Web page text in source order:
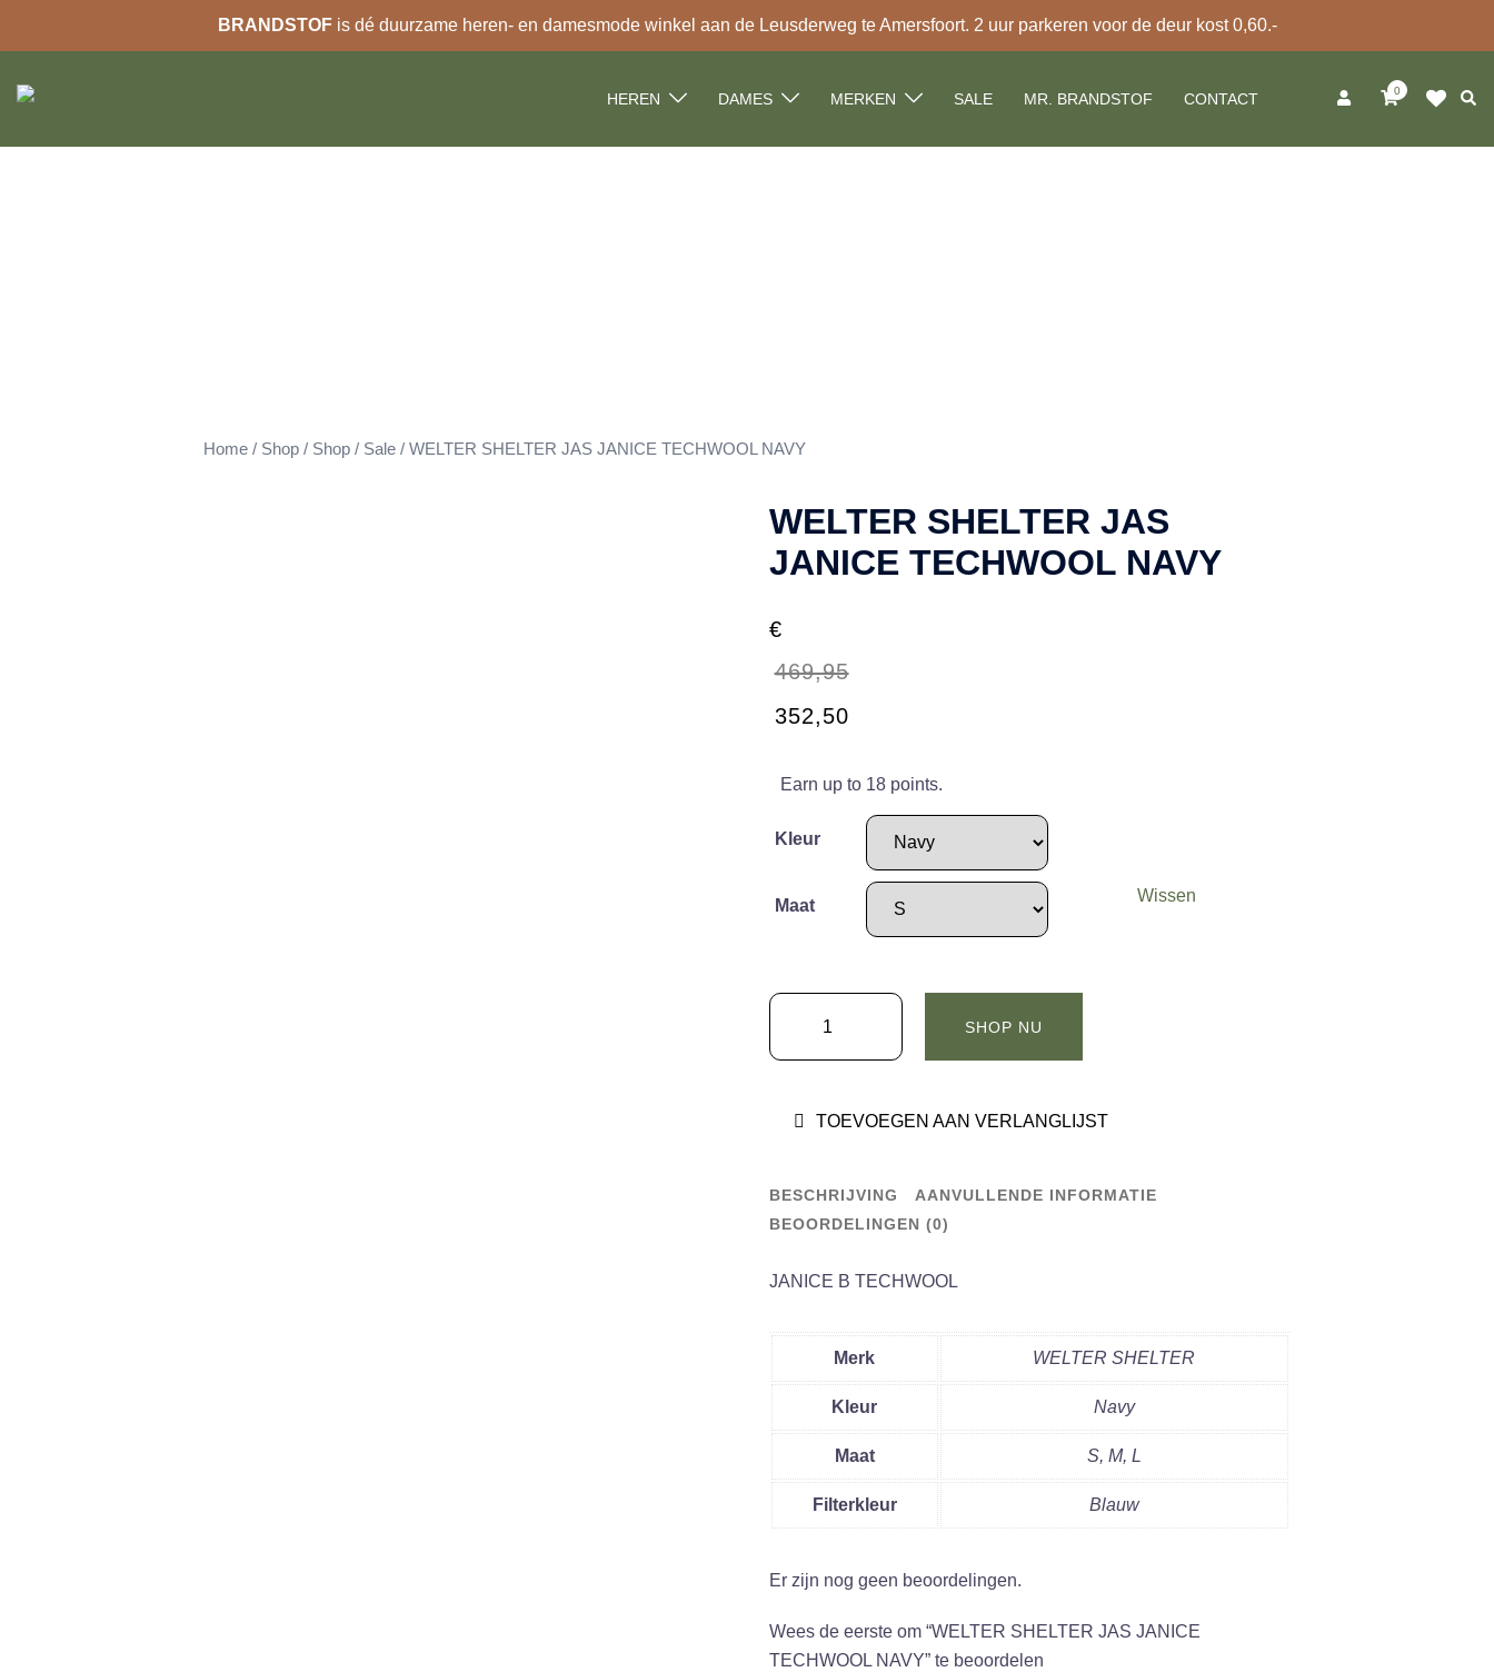
BRANDSTOFis dé duurzame heren- en damesmode winkel aan de Leusderweg te Amersfoort. 2 uur parkeren voor de deur kost 0,60.-
naar
inhoud
HEREN DAMES MERKEN SALE MR. BRANDSTOF CONTACT 0
Home / Shop / Shop / Sale / WELTER SHELTER JAS JANICE TECHWOOL NAVY
WELTER SHELTER JAS
JANICE TECHWOOL NAVY
€
469,95
Oorspronkelijke
was:
352,50
is:
€352,50.
Earn up to 18 points.
Kleur
Maat
Wissen
WELTER
SHELTER
JAS
TECHWOOL
SHOP NU
TOEVOEGEN AAN VERLANGLIJST
BESCHRIJVING
AANVULLENDE INFORMATIE
BEOORDELINGEN (0)
JANICE B TECHWOOL
Merk WELTER SHELTER
Kleur Navy
Maat S, M, L
Filterkleur Blauw
Er zijn nog geen beoordelingen.
Wees de eerste om “WELTER SHELTER JAS JANICE
TECHWOOL NAVY” te beoordelen